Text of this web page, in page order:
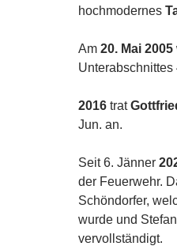
hochmodernes
Am 20. Mai 2005
Unterabschnittes
2016 trat
Jun. an.
Seit 6. Jänner
der Feuerwehr.
Schöndorfer,
wurde und
vervollständigt.